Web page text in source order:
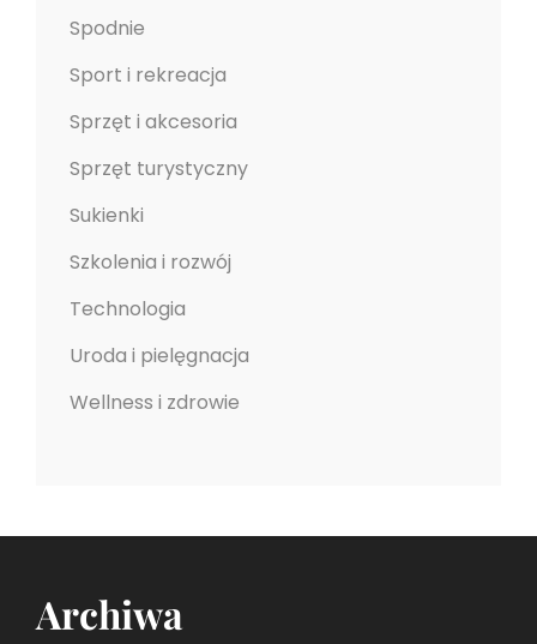
Spodnie
Sport i rekreacja
Sprzęt i akcesoria
Sprzęt turystyczny
Sukienki
Szkolenia i rozwój
Technologia
Uroda i pielęgnacja
Wellness i zdrowie
Archiwa